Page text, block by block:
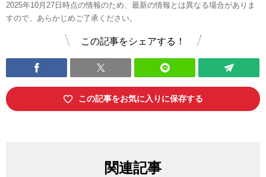
2025年10月27日時点の情報のため、最新の情報とは異なる場合がありま
すので、あらかじめご了承ください。
この記事をシェアする！
この記事をお気に入りに保存する
関連記事